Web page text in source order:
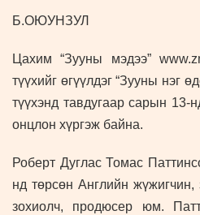
Б.ОЮУНЗУЛ
Цахим “Зууны мэдээ”
түүхийг өгүүлдэг “Зууны нэг
түүхэнд тавдугаар сарын 13-
онцлон хүргэж байна.
Роберт Дуглас Томас
нд төрсөн Английн жүжигчин,
зохиолч, продюсер юм.